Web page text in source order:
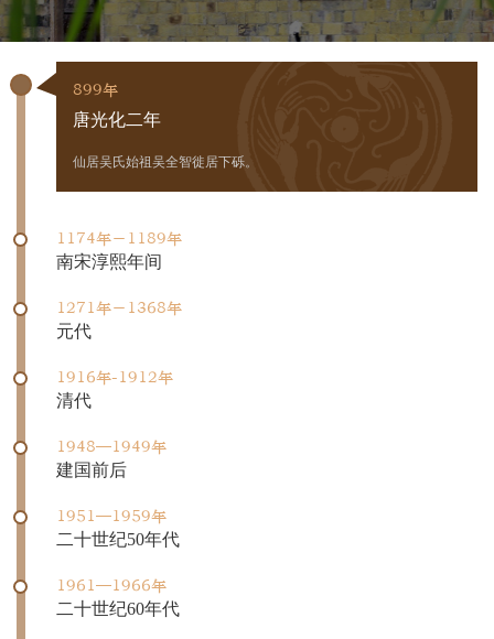
899年
唐光化二年
仙居吴氏始祖吴全智徙居下砾。
1174年－1189年
南宋淳熙年间
1271年－1368年
元代
1916年-1912年
清代
1948—1949年
建国前后
1951—1959年
二十世纪50年代
1961—1966年
二十世纪60年代